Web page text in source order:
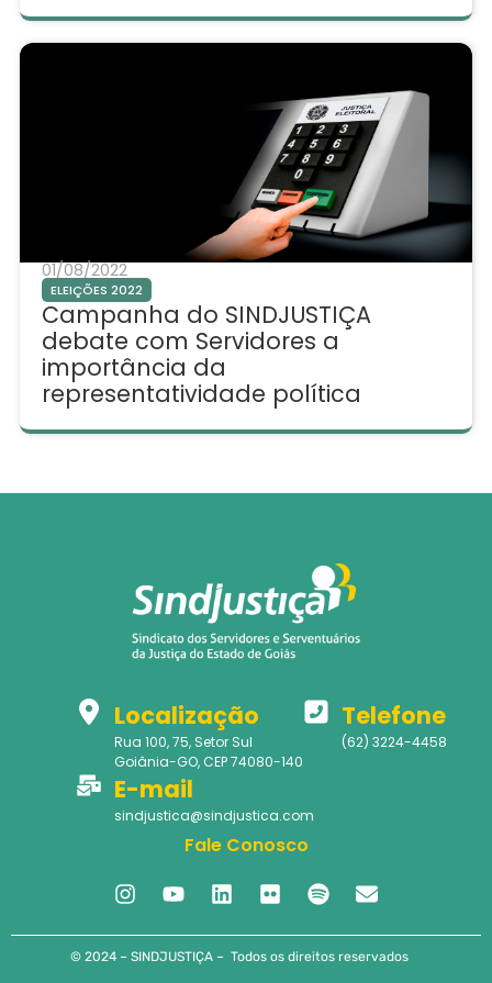
01/08/2022
ELEIÇÕES 2022
Campanha do SINDJUSTIÇA
debate com Servidores a
importância da
representatividade política
Localização
Rua 100, 75, Setor Sul
Goiânia-GO, CEP 74080-140
Telefone
(62) 3224-4458
E-mail
sindjustica@sindjustica.com
Fale Conosco
© 2024 – SINDJUSTIÇA – Todos os direitos reservados